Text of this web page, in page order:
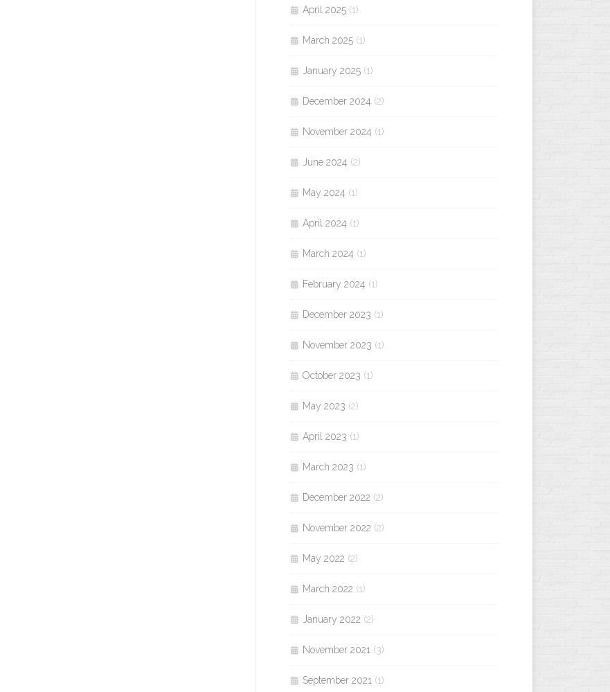
April 2025 (1)
March 2025 (1)
January 2025 (1)
December 2024 (2)
November 2024 (1)
June 2024 (2)
May 2024 (1)
April 2024 (1)
March 2024 (1)
February 2024 (1)
December 2023 (1)
November 2023 (1)
October 2023 (1)
May 2023 (2)
April 2023 (1)
March 2023 (1)
December 2022 (2)
November 2022 (2)
May 2022 (2)
March 2022 (1)
January 2022 (2)
November 2021 (3)
September 2021 (1)